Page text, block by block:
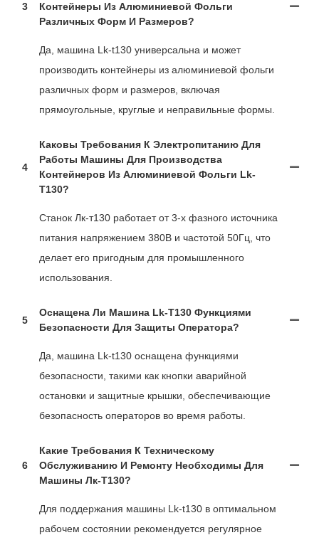
3
Контейнеры Из Алюминиевой Фольги
Различных Форм И Размеров?
Да, машина Lk-t130 универсальна и может
производить контейнеры из алюминиевой фольги
различных форм и размеров, включая
прямоугольные, круглые и неправильные формы.
4
Каковы Требования К Электропитанию Для
Работы Машины Для Производства
Контейнеров Из Алюминиевой Фольги Lk-
T130?
Станок Лк-т130 работает от 3-х фазного источника
питания напряжением 380В и частотой 50Гц, что
делает его пригодным для промышленного
использования.
5
Оснащена Ли Машина Lk-T130 Функциями
Безопасности Для Защиты Оператора?
Да, машина Lk-t130 оснащена функциями
безопасности, такими как кнопки аварийной
остановки и защитные крышки, обеспечивающие
безопасность операторов во время работы.
6
Какие Требования К Техническому
Обслуживанию И Ремонту Необходимы Для
Машины Лк-Т130?
Для поддержания машины Lk-t130 в оптимальном
рабочем состоянии рекомендуется регулярное